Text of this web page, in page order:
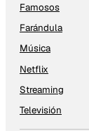
Famosos
Farándula
Música
Netflix
Streaming
Televisión